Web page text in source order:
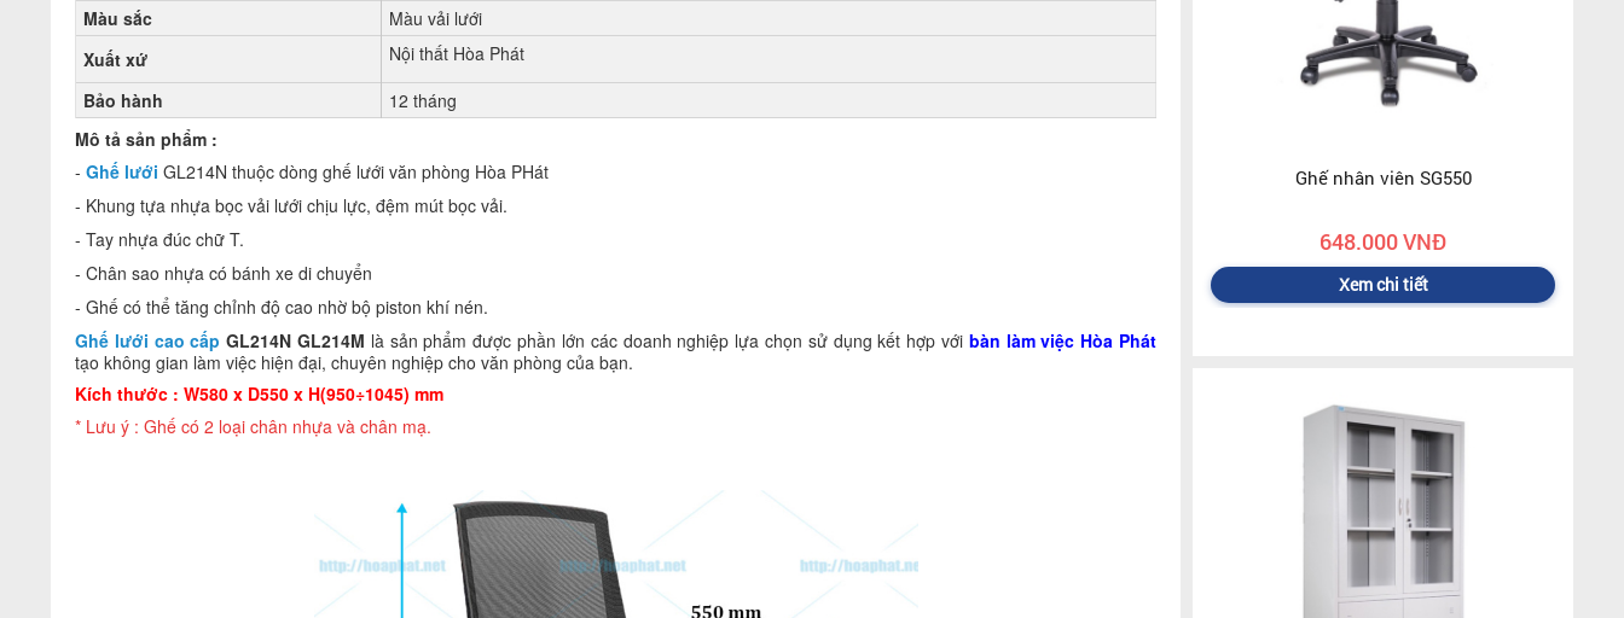
Màu sắc
Màu vải lưới
Xuất xứ
Nội thất Hòa Phát
Bảo hành
12 tháng
Mô tả sản phẩm :
- Ghế lưới GL214N thuộc dòng ghế lưới văn phòng Hòa PHát
- Khung tựa nhựa bọc vải lưới chịu lực, đệm mút bọc vải.
- Tay nhựa đúc chữ T.
- Chân sao nhựa có bánh xe di chuyển
- Ghế có thể tăng chỉnh độ cao nhờ bộ piston khí nén.
Ghế lưới cao cấp GL214N GL214M là sản phẩm được phần lớn các doanh nghiệp lựa chọn sử dụng kết hợp với bàn làm việc Hòa Phát
tạo không gian làm việc hiện đại, chuyên nghiệp cho văn phòng của bạn.
Kích thước : W580 x D550 x H(950÷1045) mm
* Lưu ý : Ghế có 2 loại chân nhựa và chân mạ.
Ghế nhân viên SG550
648.000 VNĐ
Xem chi tiết